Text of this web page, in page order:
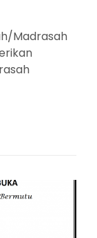
Madrasah